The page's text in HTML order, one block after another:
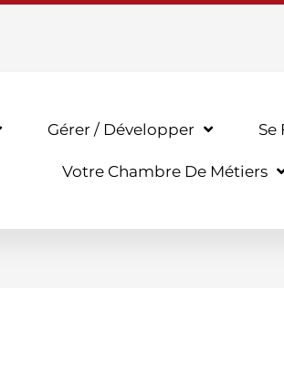
Gérer / Développer Se
Votre Chambre De Métiers